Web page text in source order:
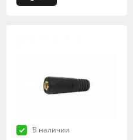
В наличии